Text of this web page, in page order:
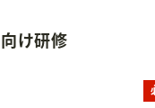
け研修